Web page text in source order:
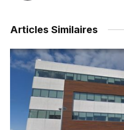
Articles Similaires